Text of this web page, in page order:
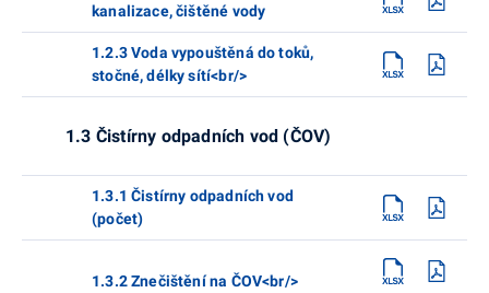
kanalizace, čištěné vody
1.2.3 Voda vypouštěná do toků,
stočné, délky sítí<br/>
1.3 Čistírny odpadních vod (ČOV)
1.3.1 Čistírny odpadních vod
(počet)
1.3.2 Znečištění na ČOV<br/>